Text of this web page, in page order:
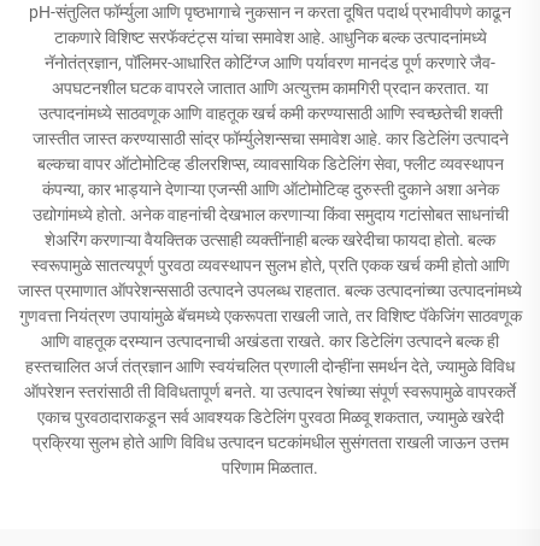
pH-संतुलित फॉर्म्युला आणि पृष्ठभागाचे नुकसान न करता दूषित पदार्थ प्रभावीपणे काढून
टाकणारे विशिष्ट सरफॅक्टंट्स यांचा समावेश आहे. आधुनिक बल्क उत्पादनांमध्ये
नॅनोतंत्रज्ञान, पॉलिमर-आधारित कोटिंग्ज आणि पर्यावरण मानदंड पूर्ण करणारे जैव-
अपघटनशील घटक वापरले जातात आणि अत्युत्तम कामगिरी प्रदान करतात. या
उत्पादनांमध्ये साठवणूक आणि वाहतूक खर्च कमी करण्यासाठी आणि स्वच्छतेची शक्ती
जास्तीत जास्त करण्यासाठी सांद्र फॉर्म्युलेशन्सचा समावेश आहे. कार डिटेलिंग उत्पादने
बल्कचा वापर ऑटोमोटिव्ह डीलरशिप्स, व्यावसायिक डिटेलिंग सेवा, फ्लीट व्यवस्थापन
कंपन्या, कार भाड्याने देणाऱ्या एजन्सी आणि ऑटोमोटिव्ह दुरुस्ती दुकाने अशा अनेक
उद्योगांमध्ये होतो. अनेक वाहनांची देखभाल करणाऱ्या किंवा समुदाय गटांसोबत साधनांची
शेअरिंग करणाऱ्या वैयक्तिक उत्साही व्यक्तींनाही बल्क खरेदीचा फायदा होतो. बल्क
स्वरूपामुळे सातत्यपूर्ण पुरवठा व्यवस्थापन सुलभ होते, प्रति एकक खर्च कमी होतो आणि
जास्त प्रमाणात ऑपरेशन्ससाठी उत्पादने उपलब्ध राहतात. बल्क उत्पादनांच्या उत्पादनांमध्ये
गुणवत्ता नियंत्रण उपायांमुळे बॅचमध्ये एकरूपता राखली जाते, तर विशिष्ट पॅकेजिंग साठवणूक
आणि वाहतूक दरम्यान उत्पादनाची अखंडता राखते. कार डिटेलिंग उत्पादने बल्क ही
हस्तचालित अर्ज तंत्रज्ञान आणि स्वयंचलित प्रणाली दोन्हींना समर्थन देते, ज्यामुळे विविध
ऑपरेशन स्तरांसाठी ती विविधतापूर्ण बनते. या उत्पादन रेषांच्या संपूर्ण स्वरूपामुळे वापरकर्ते
एकाच पुरवठादाराकडून सर्व आवश्यक डिटेलिंग पुरवठा मिळवू शकतात, ज्यामुळे खरेदी
प्रक्रिया सुलभ होते आणि विविध उत्पादन घटकांमधील सुसंगतता राखली जाऊन उत्तम
परिणाम मिळतात.